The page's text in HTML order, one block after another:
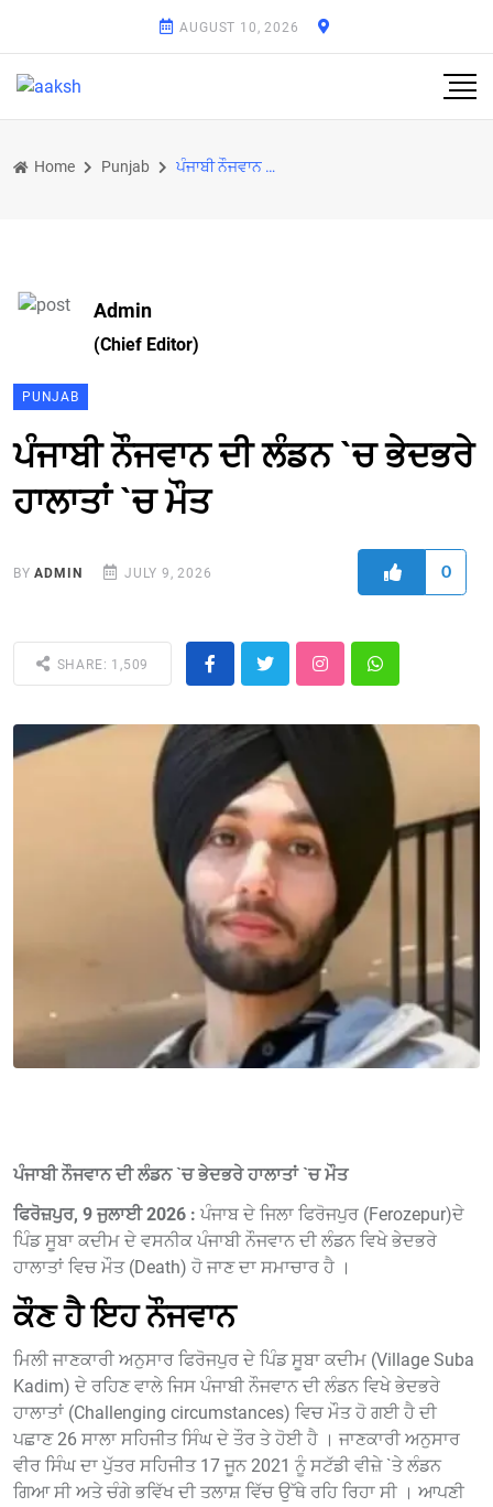
AUGUST 10, 2026
Home Punjab ਪੰਜਾਬੀ ਨੌਜਵਾਨ ਦੀ ਲੰਡਨ `ਚ ਭੇਦਭਰੇ ਹਾਲਾਤਾਂ `ਚ ਮੌਤ
Admin
(Chief Editor)
PUNJAB
ਪੰਜਾਬੀ ਨੌਜਵਾਨ ਦੀ ਲੰਡਨ `ਚ ਭੇਦਭਰੇ
ਹਾਲਾਤਾਂ `ਚ ਮੌਤ
BYADMIN JULY 9, 2026 0
SHARE: 1,509
ਪੰਜਾਬੀ ਨੌਜਵਾਨ ਦੀ ਲੰਡਨ `ਚ ਭੇਦਭਰੇ ਹਾਲਾਤਾਂ `ਚ ਮੌਤ
ਫਿਰੋਜ਼ਪੁਰ, 9 ਜੁਲਾਈ 2026 : ਪੰਜਾਬ ਦੇ ਜਿਲਾ ਫਿਰੋਜਪੁਰ (Ferozepur)ਦੇ
ਪਿੰਡ ਸੂਬਾ ਕਦੀਮ ਦੇ ਵਸਨੀਕ ਪੰਜਾਬੀ ਨੌਜਵਾਨ ਦੀ ਲੰਡਨ ਵਿਖੇ ਭੇਦਭਰੇ
ਹਾਲਾਤਾਂ ਵਿਚ ਮੌਤ (Death) ਹੋ ਜਾਣ ਦਾ ਸਮਾਚਾਰ ਹੈ ।
ਕੌਣ ਹੈ ਇਹ ਨੌਜਵਾਨ
ਮਿਲੀ ਜਾਣਕਾਰੀ ਅਨੁਸਾਰ ਫਿਰੋਜਪੁਰ ਦੇ ਪਿੰਡ ਸੂਬਾ ਕਦੀਮ (Village Suba
Kadim) ਦੇ ਰਹਿਣ ਵਾਲੇ ਜਿਸ ਪੰਜਾਬੀ ਨੌਜਵਾਨ ਦੀ ਲੰਡਨ ਵਿਖੇ ਭੇਦਭਰੇ
ਹਾਲਾਤਾਂ (Challenging circumstances) ਵਿਚ ਮੌਤ ਹੋ ਗਈ ਹੈ ਦੀ
ਪਛਾਣ 26 ਸਾਲਾ ਸਹਿਜੀਤ ਸਿੰਘ ਦੇ ਤੌਰ ਤੇ ਹੋਈ ਹੈ । ਜਾਣਕਾਰੀ ਅਨੁਸਾਰ
ਵੀਰ ਸਿੰਘ ਦਾ ਪੁੱਤਰ ਸਹਿਜੀਤ 17 ਜੂਨ 2021 ਨੂੰ ਸਟੱਡੀ ਵੀਜ਼ੇ `ਤੇ ਲੰਡਨ
ਗਿਆ ਸੀ ਅਤੇ ਚੰਗੇ ਭਵਿੱਖ ਦੀ ਤਲਾਸ਼ ਵਿੱਚ ਉੱਥੇ ਰਹਿ ਰਿਹਾ ਸੀ । ਆਪਣੀ